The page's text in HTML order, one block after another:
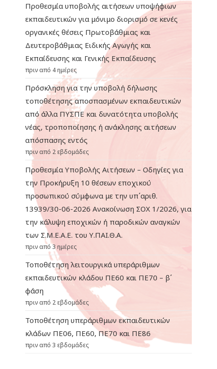
Προθεσμία υποβολής αιτήσεων υποψήφιων
εκπαιδευτικών για μόνιμο διορισμό σε κενές
οργανικές θέσεις Πρωτοβάθμιας και
Δευτεροβάθμιας Ειδικής Αγωγής και
Εκπαίδευσης και Γενικής Εκπαίδευσης
πριν από 4 ημέρες
Πρόσκληση για την υποβολή δήλωσης
τοποθέτησης αποσπασμένων εκπαιδευτικών
από άλλα ΠΥΣΠΕ και δυνατότητα υποβολής
νέας, τροποποίησης ή ανάκλησης αιτήσεων
απόσπασης εντός
πριν από 2 εβδομάδες
Προθεσμία Υποβολής Αιτήσεων – Οδηγίες για
την Προκήρυξη 10 θέσεων εποχικού
προσωπικού σύμφωνα με την υπ΄αριθ.
13939/30-06-2026 Ανακοίνωση ΣΟΧ 1/2026, για
την κάλυψη εποχικών ή παροδικών αναγκών
των Σ.Μ.Ε.Α.Ε. του Υ.ΠΑΙ.Θ.Α.
πριν από 3 ημέρες
Τοποθέτηση λειτουργικά υπεράριθμων
εκπαιδευτικών κλάδου ΠΕ60 και ΠΕ70 – β΄
φάση
πριν από 2 εβδομάδες
Τοποθέτηση υπεράριθμων εκπαιδευτικών
κλάδων ΠΕ06, ΠΕ60, ΠΕ70 και ΠΕ86
πριν από 3 εβδομάδες